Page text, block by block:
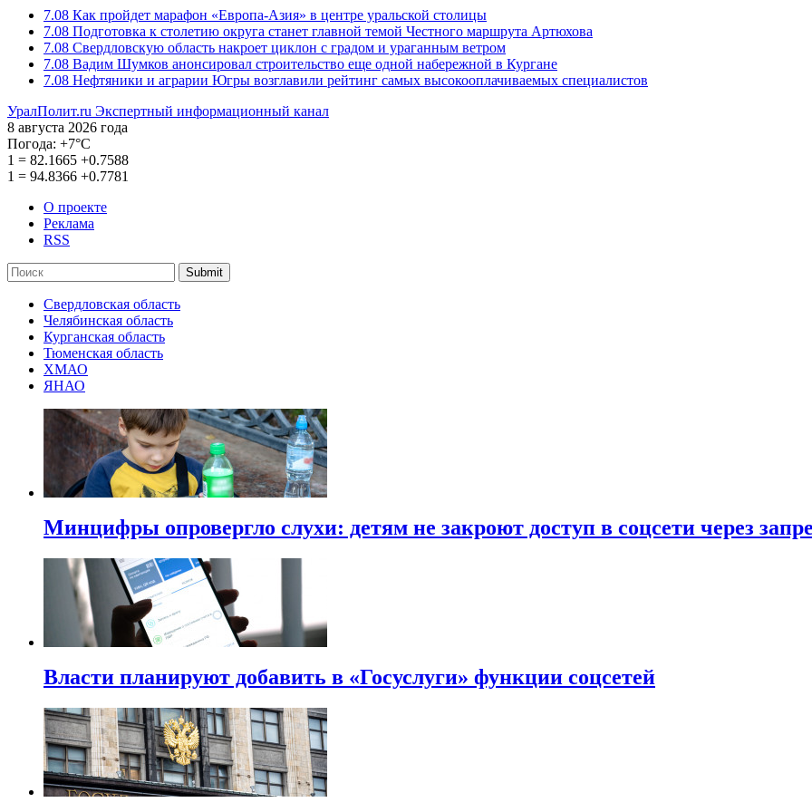
7.08 Как пройдет марафон «Европа-Азия» в центре уральской столицы
7.08 Подготовка к столетию округа станет главной темой Честного маршрута Артюхова
7.08 Свердловскую область накроет циклон с градом и ураганным ветром
7.08 Вадим Шумков анонсировал строительство еще одной набережной в Кургане
7.08 Нефтяники и аграрии Югры возглавили рейтинг самых высокооплачиваемых специалистов
УралПолит.ru Экспертный информационный канал
8 августа 2026 года
Погода: +7°С
1 = 82.1665 +0.7588
1 = 94.8366 +0.7781
О проекте
Реклама
RSS
Submit
Свердловская область
Челябинская область
Курганская область
Тюменская область
ХМАО
ЯНАО
Минцифры опровергло слухи: детям не закроют доступ в соцсети через
Власти планируют добавить в «Госуслуги» функции соцсетей